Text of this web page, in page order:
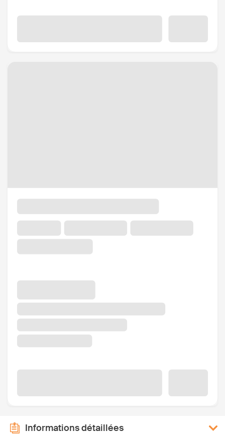
Informations détaillées